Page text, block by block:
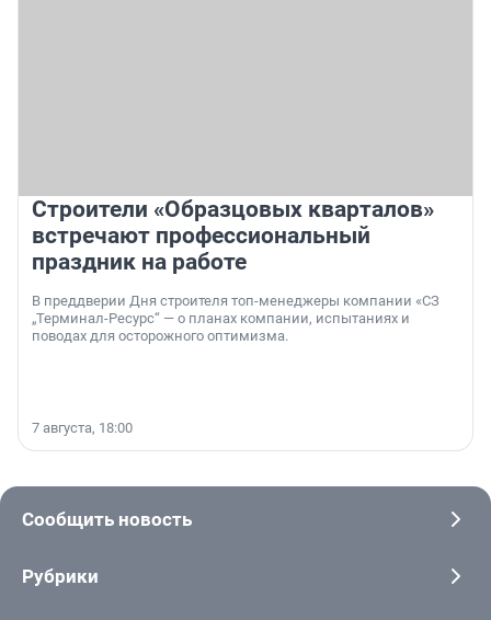
Строители «Образцовых кварталов»
встречают профессиональный
праздник на работе
В преддверии Дня строителя топ-менеджеры компании «СЗ
„Терминал-Ресурс“ — о планах компании, испытаниях и
поводах для осторожного оптимизма.
7 августа, 18:00
Сообщить новость
Рубрики